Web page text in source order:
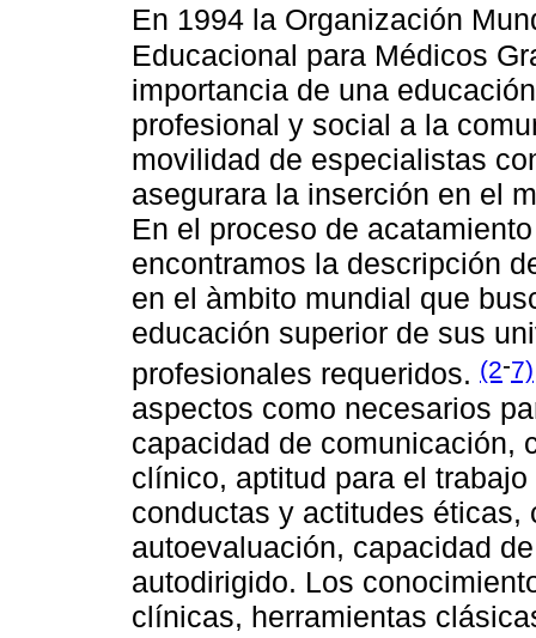
En 1994 la Organización
Educacional para Médicos
importancia de una
profesional y social a la
movilidad de especialistas
asegurara la inserción en el
En el proceso de
encontramos la descripción
en el àmbito mundial que
educación superior de sus
profesionales requeridos. (2-7)
aspectos como necesarios
capacidad de comunicación,
clínico, aptitud para el
conductas y actitudes éticas,
autoevaluación, capacidad
autodirigido. Los
clínicas, herramientas